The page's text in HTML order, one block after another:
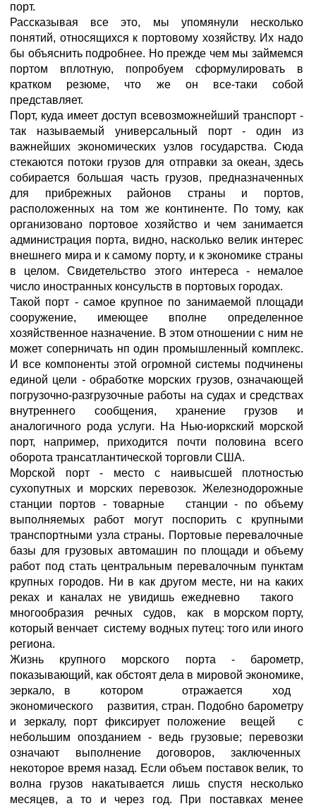
порт.
Рассказывая все это, мы упомянули несколько
понятий, относящихся к портовому хозяйству. Их надо
бы объяснить подробнее. Но прежде чем мы займемся
портом вплотную, попробуем сформулировать в
кратком резюме, что же он все-таки собой
представляет.
Порт, куда имеет доступ всевозможнейший транспорт -
так называемый универсальный порт - один из
важнейших экономических узлов государства. Сюда
стекаются потоки грузов для отправки за океан, здесь
собирается большая часть грузов, предназначенных
для прибрежных районов страны и портов,
расположенных на том же континенте. По тому, как
организовано портовое хозяйство и чем занимается
администрация порта, видно, насколько велик интерес
внешнего мира и к самому порту, и к экономике страны
в целом. Свидетельство этого интереса - немалое
число иностранных консульств в портовых городах.
Такой порт - самое крупное по занимаемой площади
сооружение, имеющее вполне определенное
хозяйственное назначение. В этом отношении с ним не
может соперничать нп один промышленный комплекс.
И все компоненты этой огромной системы подчинены
единой цели - обработке морских грузов, означающей
погрузочно-разгрузочные работы на судах и средствах
внутреннего сообщения, хранение грузов и
аналогичного рода услуги. На Нью-иоркский морской
порт, например, приходится почти половина всего
оборота трансатлантической торговли США.
Морской порт - место с наивысшей плотностью
сухопутных и морских перевозок. Железнодорожные
станции портов - товарные станции - по объему
выполняемых работ могут поспорить с крупными
транспортными узла страны. Портовые перевалочные
базы для грузовых автомашин по площади и объему
работ под стать центральным перевалочным пунктам
крупных городов. Ни в как другом месте, ни на каких
реках и каналах не увидишь ежедневно такого
многообразия речных судов, как в морском порту,
который венчает систему водных путец: того или иного
региона.
Жизнь крупного морского порта - барометр,
показывающий, как обстоят дела в мировой экономике,
зеркало, в котором отражается ход
экономического развития, стран. Подобно барометру
и зеркалу, порт фиксирует положение вещей с
небольшим опозданием - ведь грузовые; перевозки
означают выполнение договоров, заключенных
некоторое время назад. Если объем поставок велик, то
волна грузов накатывается лишь спустя несколько
месяцев, а то и через год. При поставках менее